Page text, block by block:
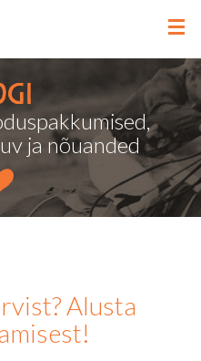
ja nõuanded
Alusta